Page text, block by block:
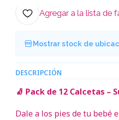
Agregar a la lista de
Mostrar stock de
DESCRIPCIÓN
🧦 Pack de 12 Calcetas –
Dale a los pies de tu bebé